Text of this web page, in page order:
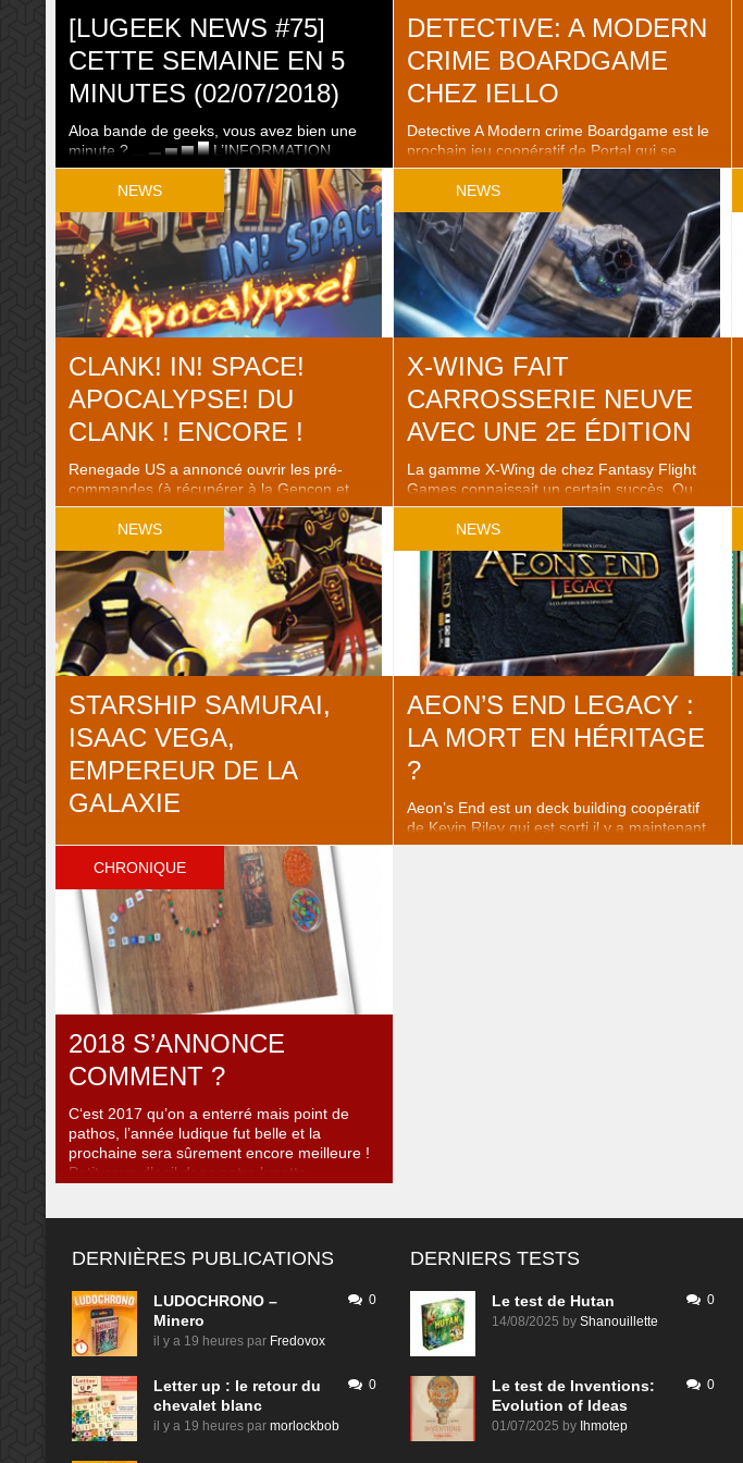
[LUGEEK NEWS #75]
CETTE SEMAINE EN 5
MINUTES (02/07/2018)
Aloa bande de geeks, vous avez bien une
minute ? ▂ ▃ ▅ ▆ █ L’INFORMATION
LUDIQUE EN 5 MINUTES █ ▆ ▅ ▃ ▂ Au
menu cette semaine Côté Pro L’almanach
des jeux de société 2019 ! Une année de
jeux de société en France : 2017 La
rémunération des auteurs GenCon 2018 : ..
DETECTIVE: A MODERN
CRIME BOARDGAME
CHEZ IELLO
Detective A Modern crime Boardgame est le
prochain jeu coopératif de Portal qui se
jouera de 1 à 5 joueurs. Le titre est prévu en
anglais pour la Gencon (début août 2018,
avec la possibilité de le recevoir avant si
vous le pré-commander sur le site de
l’éditeur), sachant que IELLO se charge de
sa ..
NEWS
CLANK! IN! SPACE!
APOCALYPSE! DU
CLANK ! ENCORE !
Renegade US a annoncé ouvrir les pré-
commandes (à récupérer à la Gencon et
Essen) pour l’extension Clank! In! Space!
prénommée délicatement « Apocalypse! ».
Cette fois, vous incarnez la résistance face
aux folies du cyborg maléfique Lord
Eradikus. L’avenir de la galaxie repose entre
vos doigts de voleur ! Pour éviter
l’apocalypse (ou au moins sortir d’ici ..
NEWS
X-WING FAIT
CARROSSERIE NEUVE
AVEC UNE 2E ÉDITION
La gamme X-Wing de chez Fantasy Flight
Games connaissait un certain succès. Ou
plutôt un succès certain. Était adulée. L’est
toujours. 14 vagues de contenu, 58
vaisseaux différents… Bref, si vous tapez X-
wing dans la barre de recherches de
Ludovox, vous allez avoir un plein écran
d’extensions. Une gamme bien établie.
Fouilloux lui attribuait la ..
NEWS
STARSHIP SAMURAI,
ISAAC VEGA,
EMPEREUR DE LA
GALAXIE
en voyage récemment. Hasard ou
coïncidence, son prochain jeu mettra en
scène des Méca-Samuraïs. Un peu comme
vos Lego Ninjago. Qui vont se battre dans
l’espace. Il faut voir grand dans la vie ! C’est
à la Toy Fair qu’on avait pu commencer à
croiser ces figurines sympathiques ..
NEWS
AEON’S END LEGACY :
LA MORT EN HÉRITAGE
?
Aeon’s End est un deck building coopératif
de Kevin Riley qui est sorti il y a maintenant
deux ans. Un stand alone a vu le jour l’année
CHRONIQUE
2018 S’ANNONCE
COMMENT ?
C‘est 2017 qu’on a enterré mais point de
pathos, l’année ludique fut belle et la
prochaine sera sûrement encore meilleure !
Petit coup d’oeil dans notre lunette
narratif était bien visible en 2017, elle se
confirme pour 2018 ..
DERNIÈRES PUBLICATIONS
LUDOCHRONO –
Minero
il y a 19 heures par Fredovox
0
Letter up : le retour du
chevalet blanc
il y a 19 heures par morlockbob
0
DERNIERS TESTS
Le test de Hutan
14/08/2025 by Shanouillette
0
Le test de Inventions:
Evolution of Ideas
01/07/2025 by Ihmotep
0